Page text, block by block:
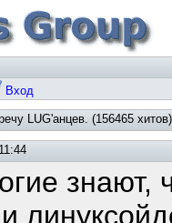
Вход
LUG'анцев. (156465 хитов)
знают,